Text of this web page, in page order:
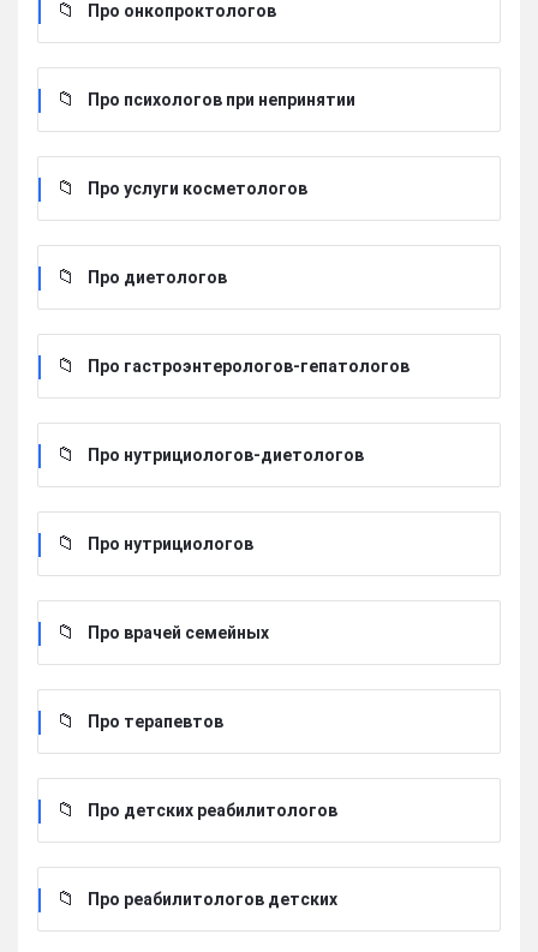
Про онкопроктологов
Про психологов при непринятии
Про услуги косметологов
Про диетологов
Про гастроэнтерологов-гепатологов
Про нутрициологов-диетологов
Про нутрициологов
Про врачей семейных
Про терапевтов
Про детских реабилитологов
Про реабилитологов детских